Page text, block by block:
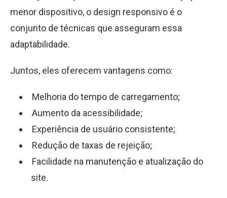
menor dispositivo, o design responsivo é o
conjunto de técnicas que asseguram essa
adaptabilidade.
Juntos, eles oferecem vantagens como:
Melhoria do tempo de carregamento;
Aumento da acessibilidade;
Experiência de usuário consistente;
Redução de taxas de rejeição;
Facilidade na manutenção e atualização do
site.